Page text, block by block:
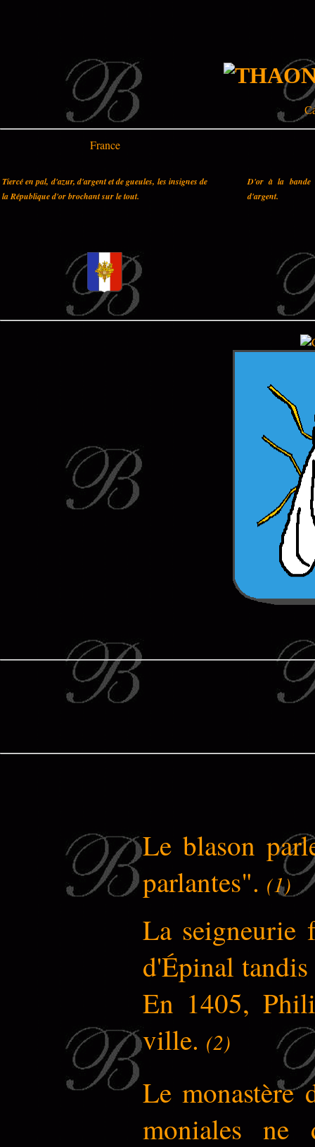
France
Tiercé en pal, d'azur, d'argent et de gueules, les insignes de
la République d'or brochant sur le tout.
D'or à la bande
d'argent.
Le blason
parlantes". (1)
La seigneurie
d'Épinal
En 1405,
ville. (2)
Le monastère
moniales ne